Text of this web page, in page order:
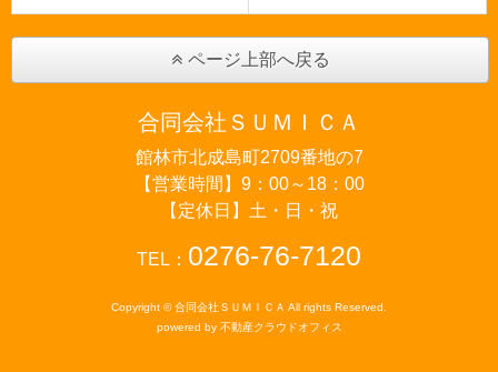
ページ上部へ戻る
合同会社ＳＵＭＩＣＡ
館林市北成島町2709番地の7
【営業時間】9：00～18：00
【定休日】土・日・祝
TEL： 0276-76-7120
Copyright © 合同会社ＳＵＭＩＣＡ All rights Reserved.
powered by 不動産クラウドオフィス